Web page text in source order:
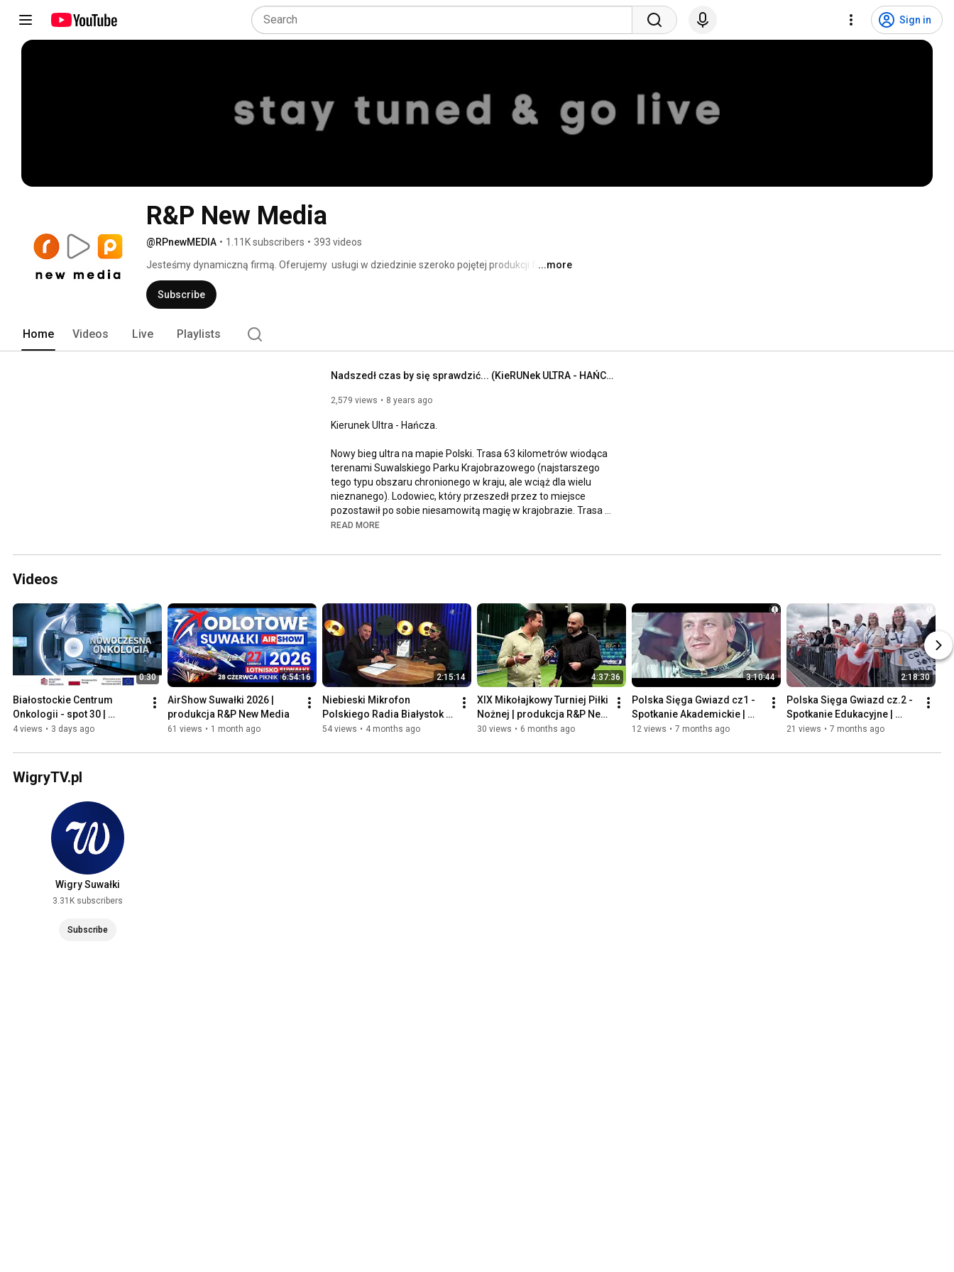
Sign in
R&P New Media
@RPnewMEDIA • 1.11K subscribers • 393 videos
Jesteśmy dynamiczną firmą. Oferujemy  usługi w dziedzinie szeroko pojętej produkcji filmowej.
Naszą specjalnością jest produkcja telewizyjna, a typowymi produktami  reportaże, wywiady,
relacje z imprez. Naszymi klientami są zarówno medialni giganci tacy jak Telewizja Polska S.A.,
jak i media lokalne. Teraz rozszerzamy ofertę o produkty skierowane do biznesu oraz klientów
...more
Subscribe
Home Videos Live Playlists
Nadszedł czas by się sprawdzić... (KieRUNek ULTRA - HAŃCZA) | produkcja R&P New Media SC
2,579 views 8 years ago
Kierunek Ultra - Hańcza.
Nowy bieg ultra na mapie Polski. Trasa 63 kilometrów wiodąca
terenami Suwalskiego Parku Krajobrazowego (najstarszego
tego typu obszaru chronionego w kraju, ale wciąż dla wielu
nieznanego). Lodowiec, który przeszedł przez to miejsce
pozostawił po sobie niesamowitą magię w krajobrazie. Trasa
Ultra - Hańczy nie tylko odkrywa najpiękniejsze miejsca tego
Zamkową zamieszkiwaną w dawnych czasach przez
polne, drogi szutrowe). Limit czasu - 9h Rekord trasy - 5:44:52
https://www.facebook.com/KierunekUltra/
https://www.facebook.com/RPNewMedia/
READ MORE
Videos
0:30
Białostockie Centrum
Onkologii - spot 30 |
produkcja R&P New Media
4 views • 3 days ago
6:54:16
AirShow Suwałki 2026 |
produkcja R&P New Media
61 views • 1 month ago
2:15:14
Niebieski Mikrofon
Polskiego Radia Białystok
2026 | produkcja R&P New
54 views • 4 months ago
4:37:36
XIX Mikołajkowy Turniej Piłki
Nożnej | produkcja R&P New
Media
30 views • 6 months ago
3:10:44
Polska Sięga Gwiazd cz1 -
Spotkanie Akademickie |
produkcja R&P New Media
12 views • 7 months ago
2:18:30
Polska Sięga Gwiazd cz.2 -
Spotkanie Edukacyjne |
produkcja R&P New Media
21 views • 7 months ago
WigryTV.pl
Wigry Suwałki
3.31K subscribers
Subscribe